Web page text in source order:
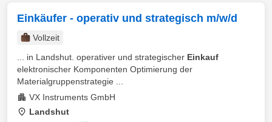
Einkäufer - operativ und strategisch m/w/d
Vollzeit
... in Landshut. operativer und strategischer Einkauf
elektronischer Komponenten Optimierung der
Materialgruppenstrategie ...
VX Instruments GmbH
Landshut